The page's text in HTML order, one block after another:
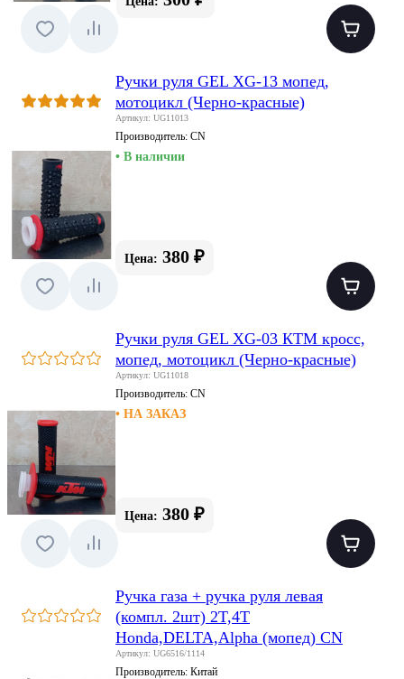
Ручки руля GEL XG-13 мопед,
мотоцикл (Черно-красные)
Артикул: UG11013
Производитель: CN
• В наличии
Цена: 380 ₽
Ручки руля GEL XG-03 КТМ кросс,
мопед, мотоцикл (Черно-красные)
Артикул: UG11018
Производитель: CN
• НА ЗАКАЗ
Цена: 380 ₽
Ручка газа + ручка руля левая
(компл. 2шт) 2T,4T
Honda,DELTA,Alpha (мопед) CN
Артикул: UG6516/1114
Производитель: Китай